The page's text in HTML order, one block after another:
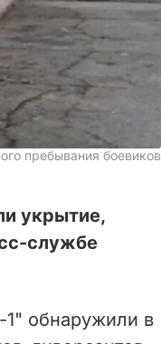
пребывания боевиков
укрытие,
службе
1" обнаружили в